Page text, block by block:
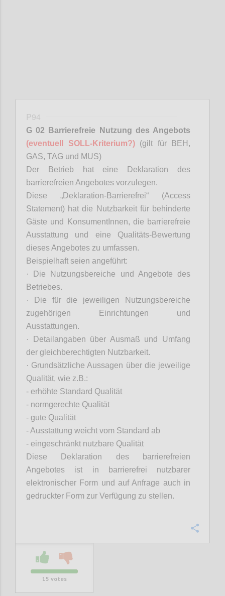
P94
G 02 Barrierefreie Nutzung des Angebots
(eventuell SOLL-Kriterium?)(gilt für BEH,
GAS, TAG und MUS)
Der Betrieb hat eine Deklaration des
barrierefreien Angebotes vorzulegen.
Diese „Deklaration-Barrierefrei“ (Access
Statement) hat die Nutzbarkeit für behinderte
Gäste und
KonsumentInnen, die barrierefreie
Ausstattung und eine Qualitäts-Bewertung
dieses Angebotes zu umfassen.
Beispielhaft seien angeführt:
· Die Nutzungsbereiche und Angebote des
Betriebes.
· Die für die jeweiligen Nutzungsbereiche
zugehörigen Einrichtungen und
Ausstattungen.
· Detailangaben über Ausmaß und Umfang
der gleichberechtigten Nutzbarkeit.
· Grundsätzliche Aussagen über die jeweilige
Qualität, wie z.B.:
- erhöhte Standard Qualität
- normgerechte Qualität
- gute Qualität
- Ausstattung weicht vom Standard ab
- eingeschränkt nutzbare Qualität
Diese Deklaration des barrierefreien
Angebotes ist in barrierefrei nutzbarer
elektronischer Form und auf Anfrage auch in
gedruckter Form zur Verfügung zu stellen.
15 votes